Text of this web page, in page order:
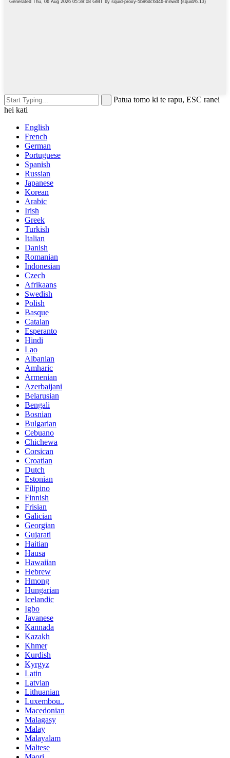
Patua tomo ki te rapu, ESC ranei
hei kati
English
French
German
Portuguese
Spanish
Russian
Japanese
Korean
Arabic
Irish
Greek
Turkish
Italian
Danish
Romanian
Indonesian
Czech
Afrikaans
Swedish
Polish
Basque
Catalan
Esperanto
Hindi
Lao
Albanian
Amharic
Armenian
Azerbaijani
Belarusian
Bengali
Bosnian
Bulgarian
Cebuano
Chichewa
Corsican
Croatian
Dutch
Estonian
Filipino
Finnish
Frisian
Galician
Georgian
Gujarati
Haitian
Hausa
Hawaiian
Hebrew
Hmong
Hungarian
Icelandic
Igbo
Javanese
Kannada
Kazakh
Khmer
Kurdish
Kyrgyz
Latin
Latvian
Lithuanian
Luxembou..
Macedonian
Malagasy
Malay
Malayalam
Maltese